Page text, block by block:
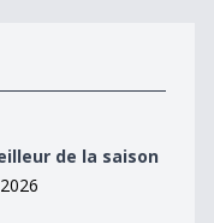
de la saison